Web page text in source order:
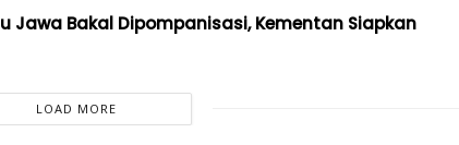
Jawa Bakal Dipompanisasi, Kementan Siapkan
LOAD MORE